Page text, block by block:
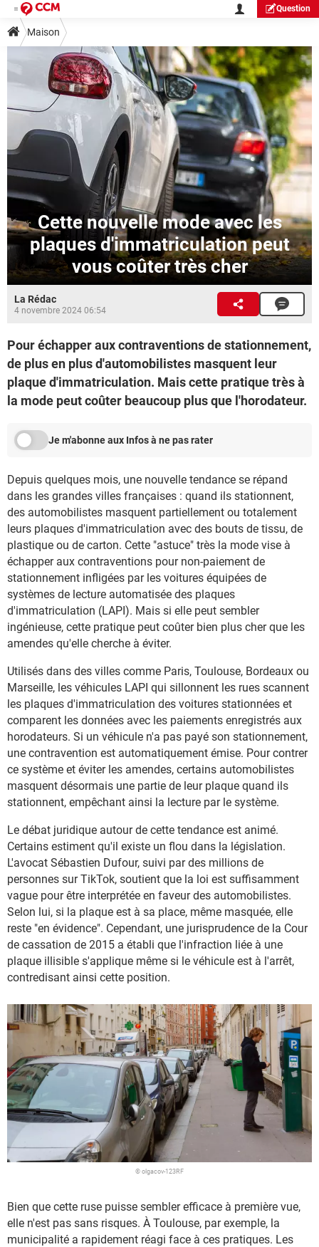
Question
Maison
Cette nouvelle mode avec les
plaques d'immatriculation peut
vous coûter très cher
La Rédac
4 novembre 2024 06:54
Pour échapper aux contraventions de stationnement,
de plus en plus d'automobilistes masquent leur
plaque d'immatriculation. Mais cette pratique très à
la mode peut coûter beaucoup plus que l'horodateur.
Je m'abonne aux Infos à ne pas rater
Depuis quelques mois, une nouvelle tendance se répand
dans les grandes villes françaises : quand ils stationnent,
des automobilistes masquent partiellement ou totalement
leurs plaques d'immatriculation avec des bouts de tissu, de
plastique ou de carton. Cette "astuce" très la mode vise à
échapper aux contraventions pour non-paiement de
stationnement infligées par les voitures équipées de
systèmes de lecture automatisée des plaques
d'immatriculation (LAPI). Mais si elle peut sembler
ingénieuse, cette pratique peut coûter bien plus cher que les
amendes qu'elle cherche à éviter.
Utilisés dans des villes comme Paris, Toulouse, Bordeaux ou
Marseille, les véhicules LAPI qui sillonnent les rues scannent
les plaques d'immatriculation des voitures stationnées et
comparent les données avec les paiements enregistrés aux
horodateurs. Si un véhicule n'a pas payé son stationnement,
une contravention est automatiquement émise. Pour contrer
ce système et éviter les amendes, certains automobilistes
masquent désormais une partie de leur plaque quand ils
stationnent, empêchant ainsi la lecture par le système.
Le débat juridique autour de cette tendance est animé.
Certains estiment qu'il existe un flou dans la législation.
L'avocat Sébastien Dufour, suivi par des millions de
personnes sur TikTok, soutient que la loi est suffisamment
vague pour être interprétée en faveur des automobilistes.
Selon lui, si la plaque est à sa place, même masquée, elle
reste "en évidence". Cependant, une jurisprudence de la Cour
de cassation de 2015 a établi que l'infraction liée à une
plaque illisible s'applique même si le véhicule est à l'arrêt,
contredisant ainsi cette position.
© olgacov-123RF
Bien que cette ruse puisse sembler efficace à première vue,
elle n'est pas sans risques. À Toulouse, par exemple, la
municipalité a rapidement réagi face à ces pratiques. Les